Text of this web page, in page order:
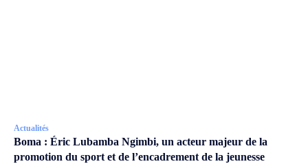
Actualités
Boma : Éric Lubamba Ngimbi, un acteur majeur de la
promotion du sport et de l’encadrement de la jeunesse